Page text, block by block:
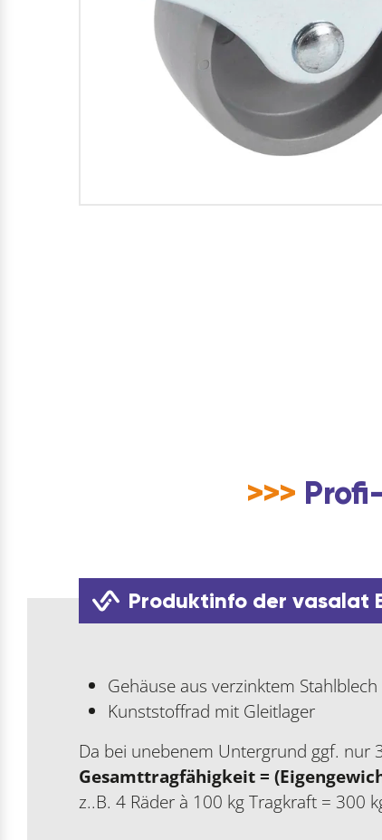
>>>
Produktinfo der vasalat
Gehäuse aus verzinktem Stahlblech
Kunststoffrad mit Gleitlager
Da bei unebenem Untergrund ggf. nur
Gesamttragfähigkeit =
z..B. 4 Räder à 100 kg Tragkraft = 300